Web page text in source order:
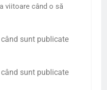
viitoare când o să
sunt publicate
sunt publicate